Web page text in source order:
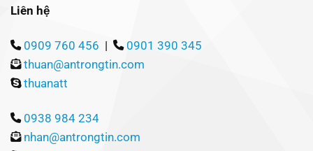
Liên hệ
0909 760 456 |
0901 390 345
thuan@antrongtin.com
thuanatt
0938 984 234
nhan@antrongtin.com